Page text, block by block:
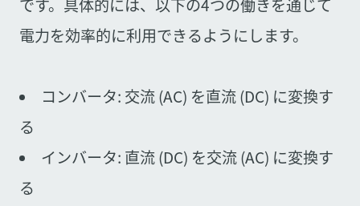
です。具体的には、以下の4つの働きを通じて
電力を効率的に利用できるようにします。
コンバータ: 交流 (AC) を直流 (DC) に変換す
る
インバータ: 直流 (DC) を交流 (AC) に変換す
る